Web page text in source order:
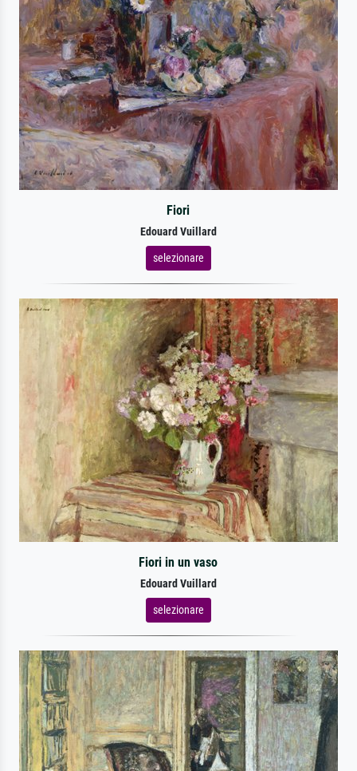
Fiori
Edouard Vuillard
selezionare
Fiori in un vaso
Edouard Vuillard
selezionare